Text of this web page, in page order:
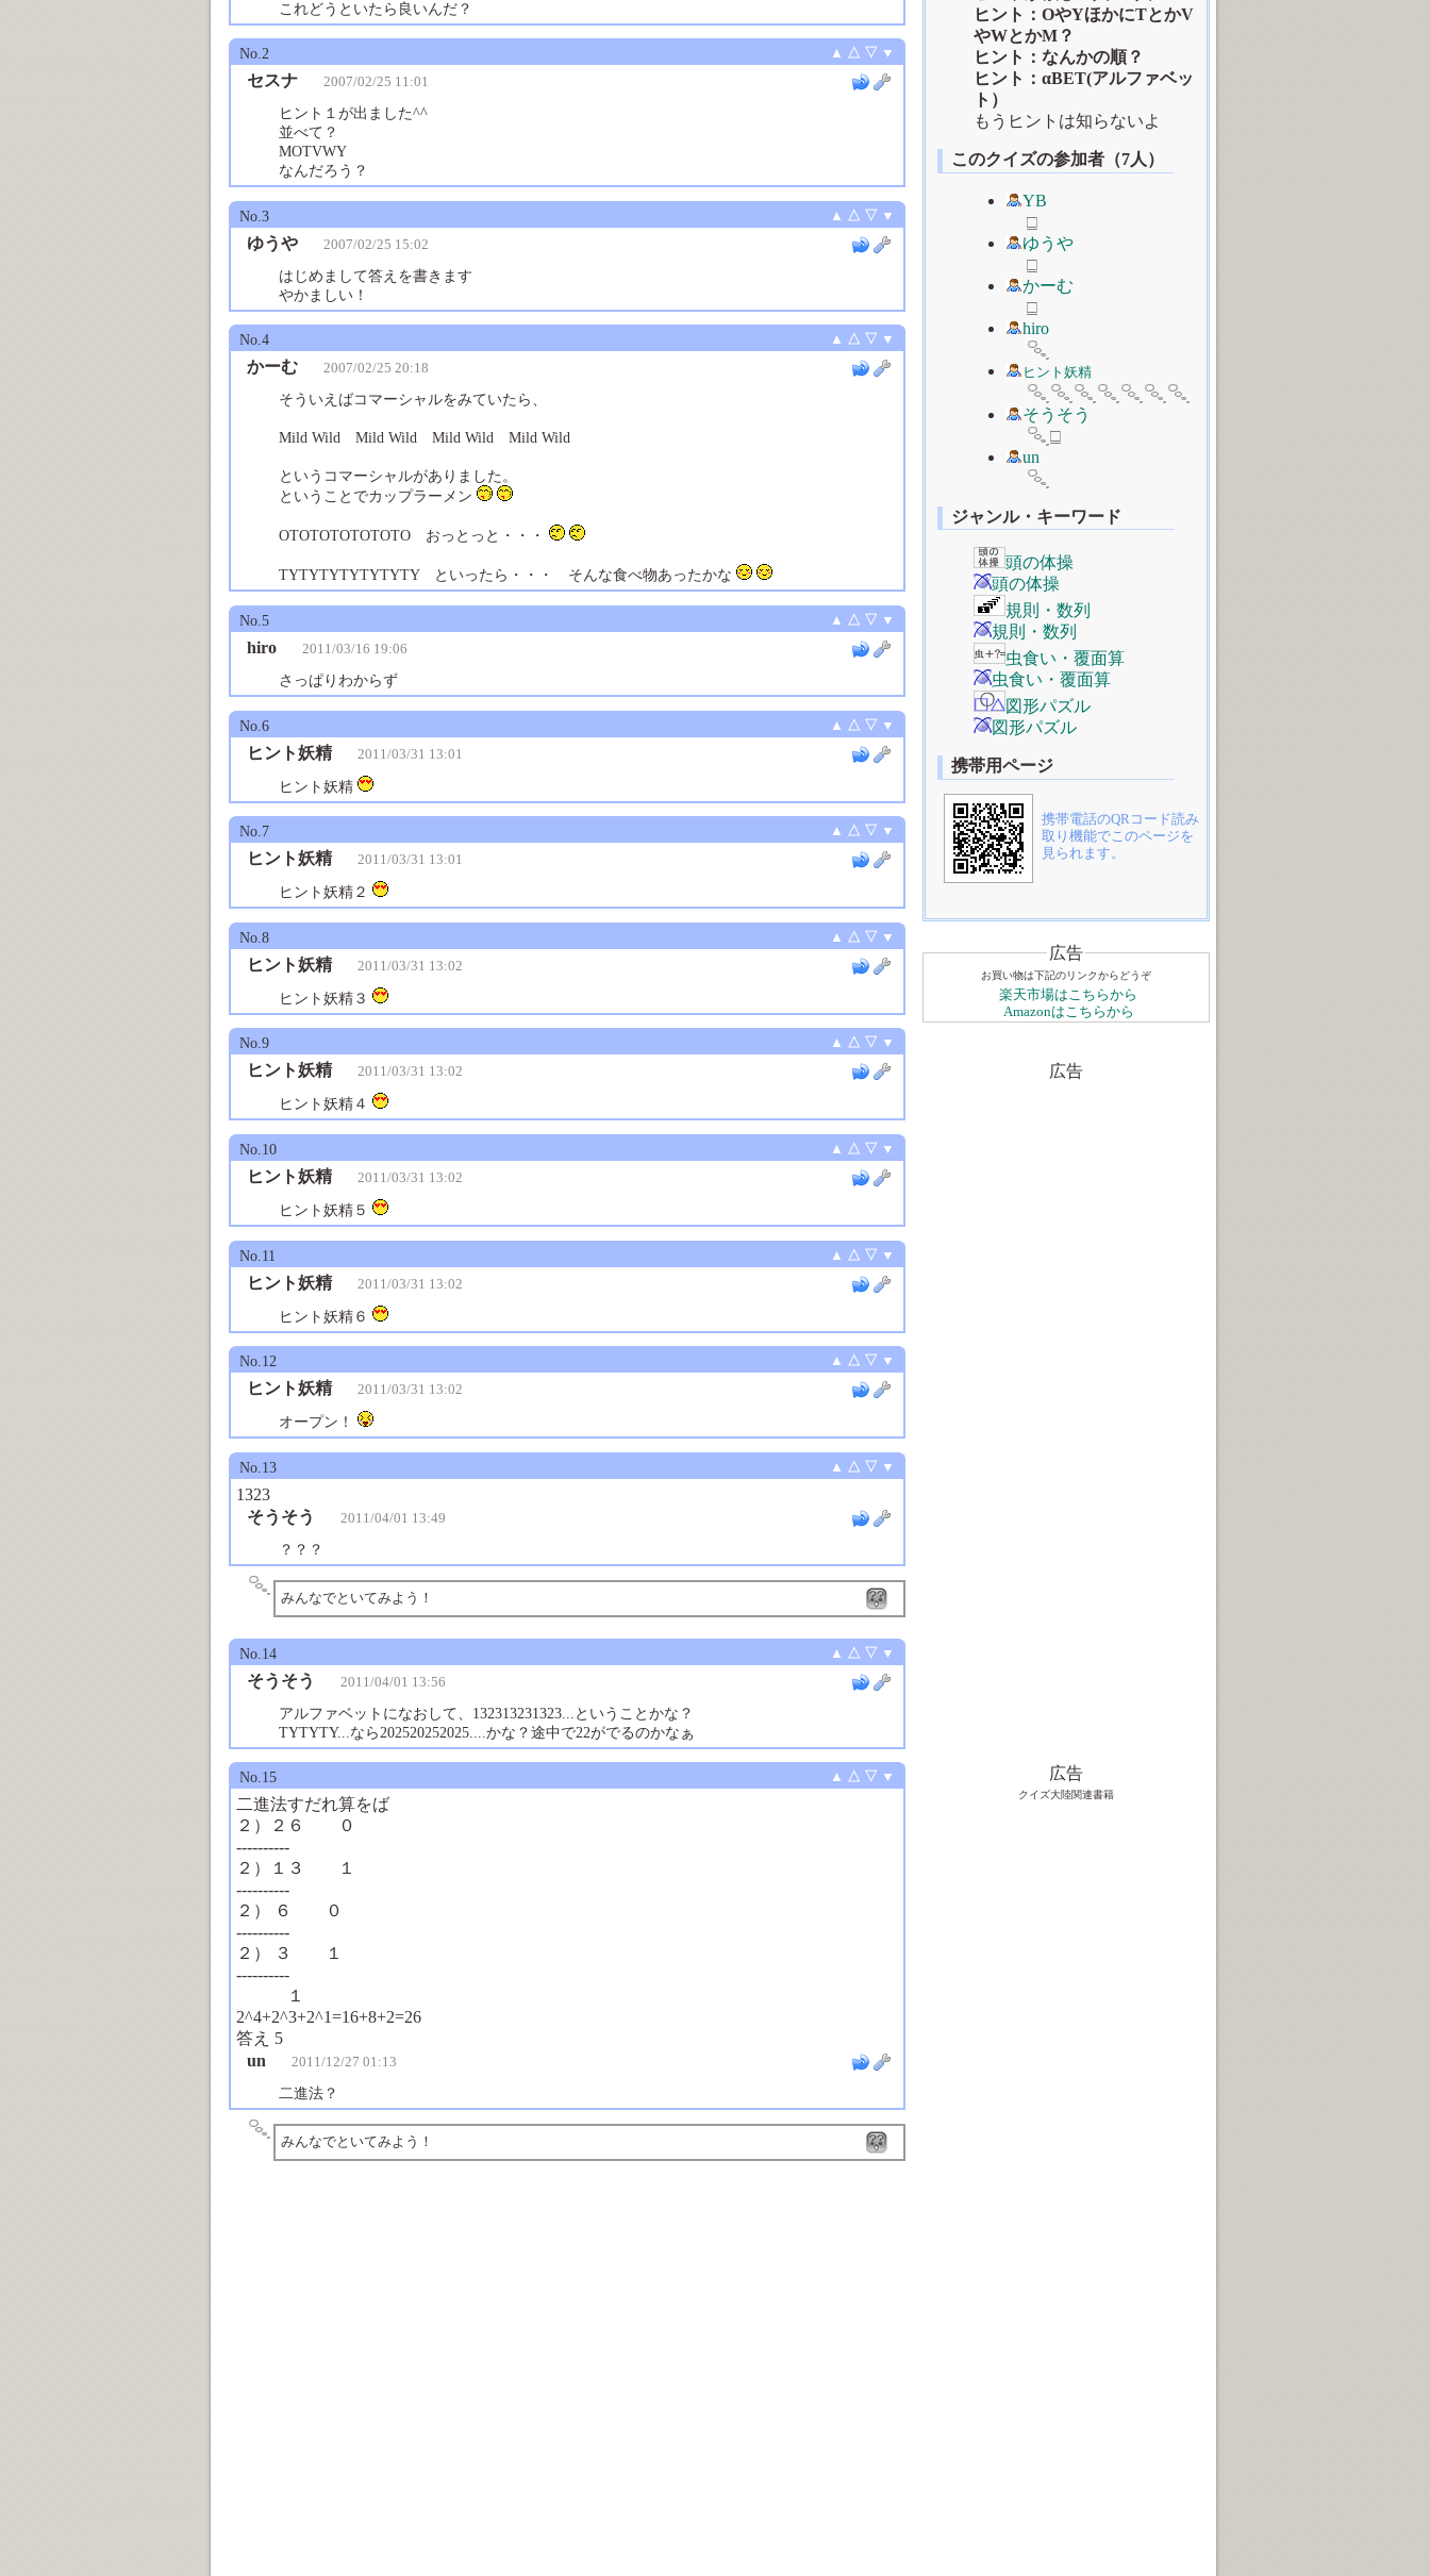
これどうといたら良いんだ？
▲ △ ▽ ▼
No.2
セスナ 2007/02/25 11:01
ヒント１が出ました^^
並べて？
MOTVWY
なんだろう？
▲ △ ▽ ▼
No.3
ゆうや 2007/02/25 15:02
はじめまして答えを書きます
やかましい！
▲ △ ▽ ▼
No.4
かーむ 2007/02/25 20:18
そういえばコマーシャルをみていたら、
Mild Wild Mild Wild Mild Wild Mild Wild
というコマーシャルがありました。
ということでカップラーメン
OTOTOTOTOTOTO おっとっと・・・
TYTYTYTYTYTYTY といったら・・・ そんな食べ物あったかな
▲ △ ▽ ▼
No.5
hiro 2011/03/16 19:06
さっぱりわからず
▲ △ ▽ ▼
No.6
ヒント妖精 2011/03/31 13:01
ヒント妖精
▲ △ ▽ ▼
No.7
ヒント妖精 2011/03/31 13:01
ヒント妖精２
▲ △ ▽ ▼
No.8
ヒント妖精 2011/03/31 13:02
ヒント妖精３
▲ △ ▽ ▼
No.9
ヒント妖精 2011/03/31 13:02
ヒント妖精４
▲ △ ▽ ▼
No.10
ヒント妖精 2011/03/31 13:02
ヒント妖精５
▲ △ ▽ ▼
No.11
ヒント妖精 2011/03/31 13:02
ヒント妖精６
▲ △ ▽ ▼
No.12
ヒント妖精 2011/03/31 13:02
オープン！
▲ △ ▽ ▼
No.13
1323
そうそう
2011/04/01 13:49
？？？
みんなでといてみよう！
▲ △ ▽ ▼
No.14
そうそう 2011/04/01 13:56
アルファベットになおして、132313231323...ということかな？
TYTYTY...なら202520252025....かな？途中で22がでるのかなぁ
▲ △ ▽ ▼
No.15
二進法すだれ算をば
２）２６ ０
----------
２）１３ １
----------
２） ６ ０
----------
２） ３ １
----------
１
2^4+2^3+2^1=16+8+2=26
答え 5
un
2011/12/27 01:13
二進法？
みんなでといてみよう！
ヒント：OやYほかにTとかV
やWとかM？
ヒント：なんかの順？
ヒント：αBET(アルファベッ
ト）
もうヒントは知らないよ
このクイズの参加者（7人）
YB
□
ゆうや
□
かーむ
□
hiro
ヒント妖精
そうそう
□
un
ジャンル・キーワード
頭の体操
頭の体操
規則・数列
規則・数列
虫食い・覆面算
虫食い・覆面算
図形パズル
図形パズル
携帯用ページ
携帯電話のQRコード読み
取り機能でこのページを
見られます。
広告
お買い物は下記のリンクからどうぞ
楽天市場はこちらから
Amazonはこちらから
広告
広告
クイズ大陸関連書籍